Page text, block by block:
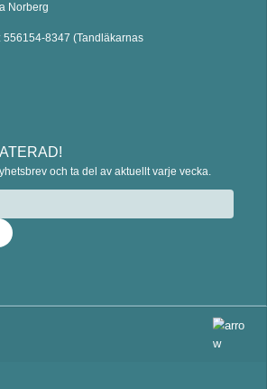
Norberg
8347 (Tandläkarnas
och ta del av aktuellt varje vecka.